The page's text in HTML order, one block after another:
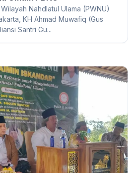
Nahdlatul Ulama (PWNU)
KH Ahmad Muwafiq (Gus
Santri Gu...